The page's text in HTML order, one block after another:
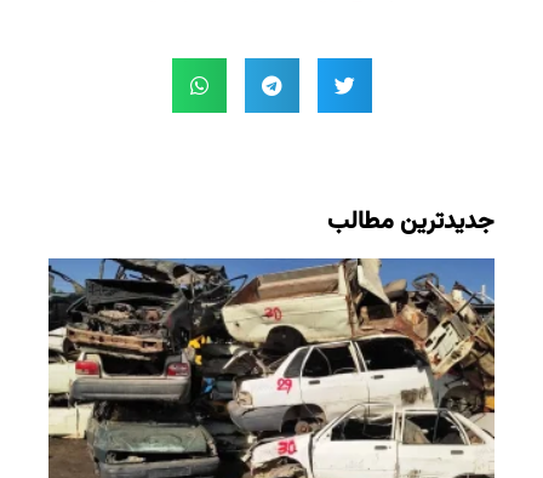
جدیدترین مطالب